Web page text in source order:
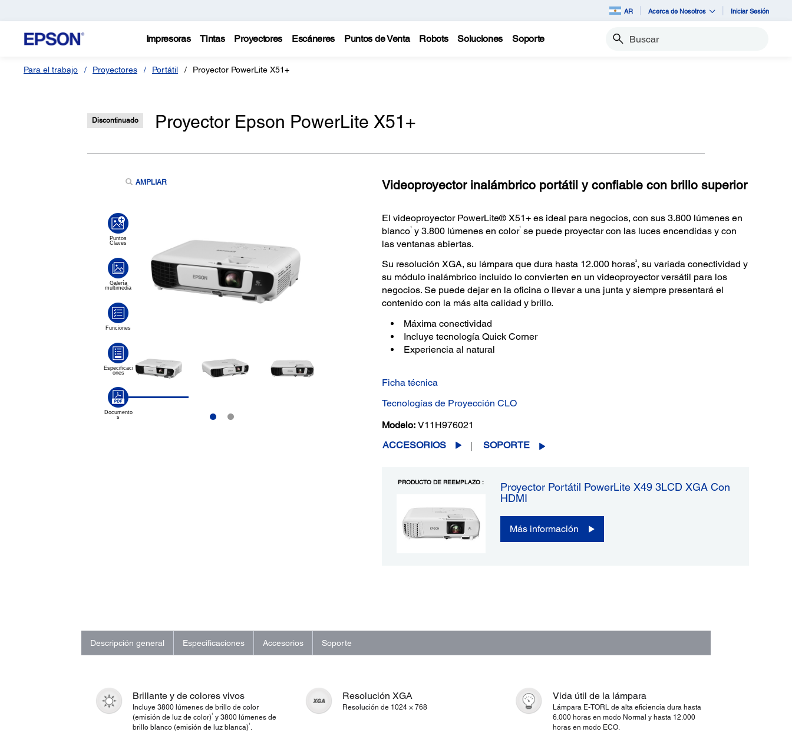
AR Acerca de Nosotros Iniciar Sesión
Impresoras Tintas Proyectores Escáneres Puntos de Venta Robots Soluciones Soporte Buscar
Para el trabajo Proyectores Portátil Proyector PowerLite X51+
Discontinuado Proyector Epson PowerLite X51+
AMPLIAR Videoproyector inalámbrico portátil y confiable con brillo superior
El videoproyector PowerLite® X51+ es ideal para negocios, con sus 3.800 lúmenes en
blanco1y 3.800 lúmenes en color1se puede proyectar con las luces encendidas y con
las ventanas abiertas.
Su resolución XGA, su lámpara que dura hasta 12.000 horas3, su variada conectividad y
su módulo inalámbrico incluido lo convierten en un videoproyector versátil para los
negocios. Se puede dejar en la oficina o llevar a una junta y siempre presentará el
contenido con la más alta calidad y brillo.
Máxima conectividad
Incluye tecnología Quick Corner
Experiencia al natural
Ficha técnica
Tecnologías de Proyección CLO
Modelo: V11H976021
ACCESORIOS
SOPORTE
PRODUCTO DE REEMPLAZO :
Proyector Portátil PowerLite X49 3LCD XGA Con
HDMI
Más información
Descripción general Especificaciones Accesorios Soporte
Brillante y de colores vivos
Incluye 3800 lúmenes de brillo de color
(emisión de luz de color)1
y 3800 lúmenes de
brillo blanco (emisión de luz blanca)1
Resolución XGA
Resolución de 1024 × 768
Vida útil de la lámpara
Lámpara E-TORL de alta eficiencia dura hasta
6.000 horas en modo Normal y hasta 12.000
horas en modo ECO.